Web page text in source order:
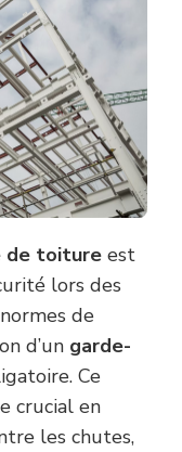
de toiture est
lors des
de
d’un garde-
Ce
crucial en
les chutes,